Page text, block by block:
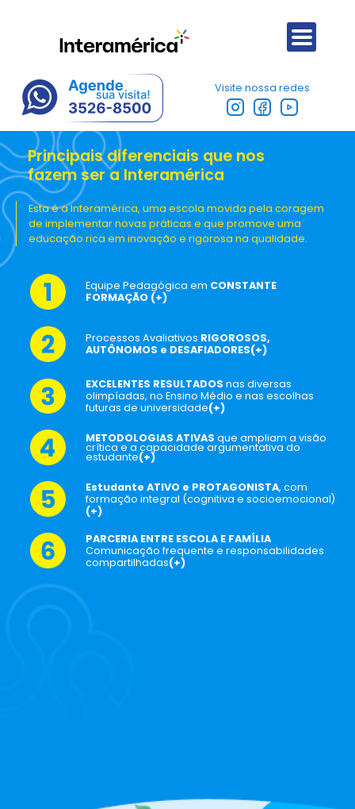
Visite nossa redes
Principais diferenciais que nos
fazem ser a Interamérica
Esta é a Interamérica, uma escola movida pela coragem
de implementar novas práticas e que promove uma
educação rica em inovação e rigorosa na qualidade.
Equipe Pedagógica em CONSTANTE
FORMAÇÃO (+)
Processos Avaliativos RIGOROSOS,
AUTÔNOMOS e DESAFIADORES(+)
EXCELENTES RESULTADOS nas diversas
olimpíadas, no Ensino Médio e nas escolhas
futuras de universidade(+)
METODOLOGIAS ATIVAS que ampliam a visão
crítica e a capacidade argumentativa do
estudante(+)
Estudante ATIVO e PROTAGONISTA, com
formação integral (cognitiva e socioemocional)
(+)
PARCERIA ENTRE ESCOLA E FAMÍLIA
Comunicação frequente e responsabilidades
compartilhadas(+)